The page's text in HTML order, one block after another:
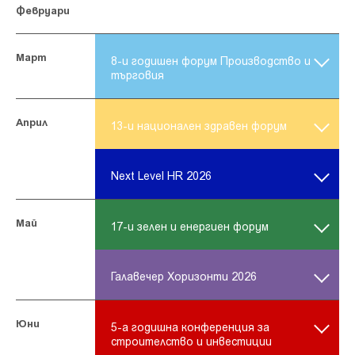
Февруари
Март 24.03.
8-и годишен форум Производство и
търговия
Април 03.04.
13-и национален здравен форум
30.04.
Next Level HR 2026
Май 19.05.
17-и зелен и енергиен форум
28.05.
Галавечер Хоризонти 2026
Юни 11.06.
5-а годишна конференция за
строителство и инвестиции